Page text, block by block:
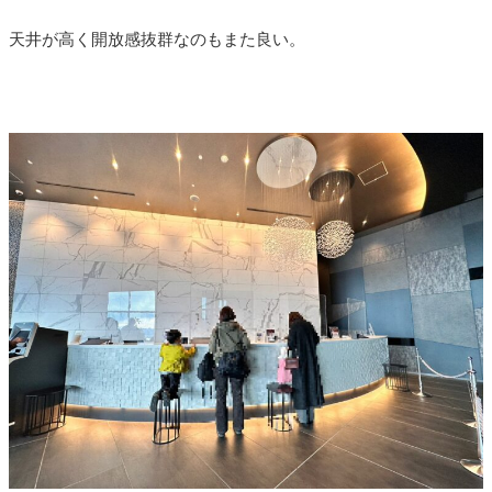
天井が高く開放感抜群なのもまた良い。